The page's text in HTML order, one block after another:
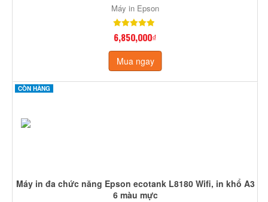
Máy in Epson
6,850,000₫
Mua ngay
CÒN HÀNG
Máy in đa chức năng Epson ecotank L8180 Wifi, in khổ A3
6 màu mực